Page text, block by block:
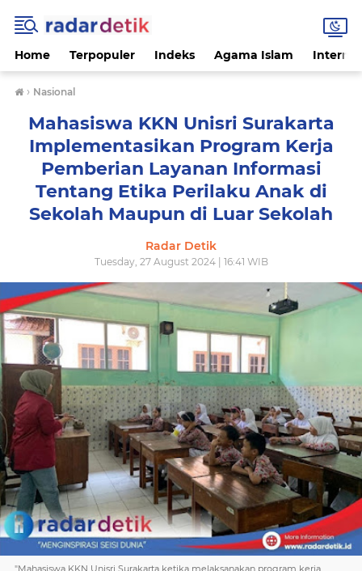
Home Terpopuler Indeks Agama Islam
› Nasional
Mahasiswa KKN Unisri Surakarta
Implementasikan Program Kerja
Pemberian Layanan Informasi
Tentang Etika Perilaku Anak di
Sekolah Maupun di Luar Sekolah
Radar Detik
Tuesday, 27 August 2024 | 16:41 WIB
"Mahasiswa KKN Unisri Surakarta ketika melaksanakan program kerja